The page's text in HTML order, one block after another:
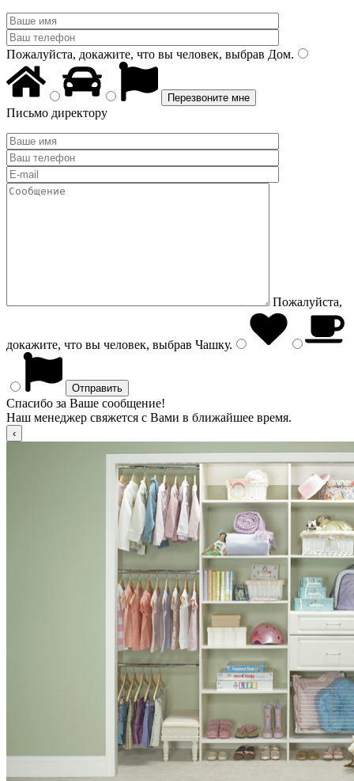
Пожалуйста, докажите, что вы человек, выбрав Дом.
Письмо директору
Пожалуйста,
докажите, что вы человек, выбрав Чашку.
Спасибо за Ваше сообщение!
Наш менеджер свяжется с Вами в ближайшее время.